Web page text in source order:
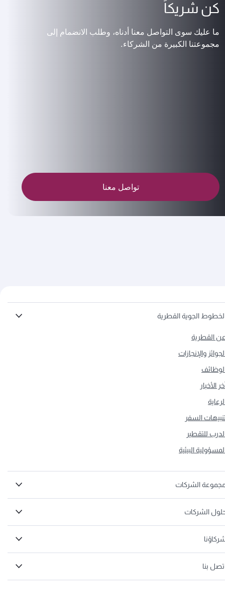
كن شريكاً
ما عليك سوى التواصل معنا أدناه، وطلب الانضمام إلى
مجموعتنا الكبيرة من الشركاء.
تواصل معنا
الجوية القطرية
القطرية
والإنجازات
الأخبار
السفر
للتقطير
البيئية
الشركات
الشركات
بنا